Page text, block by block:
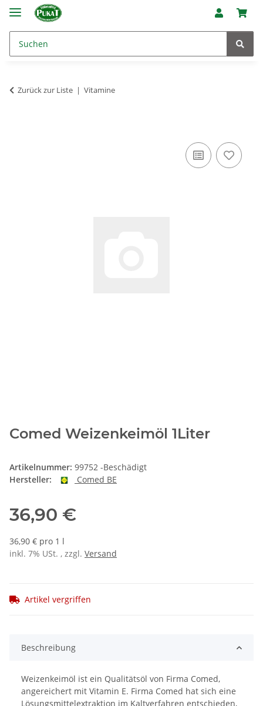
Zurück zur Liste Vitamine
Comed Weizenkeimöl 1Liter
Artikelnummer: 99752 -Beschädigt
Hersteller:
Comed BE
36,90 €
36,90 € pro 1 l
inkl. 7% USt. , zzgl. Versand
Artikel vergriffen
Beschreibung
Weizenkeimöl ist ein Qualitätsöl von Firma Comed,
angereichert mit Vitamin E. Firma Comed hat sich eine
Lösungsmittelextraktion im Kaltverfahren entschieden,